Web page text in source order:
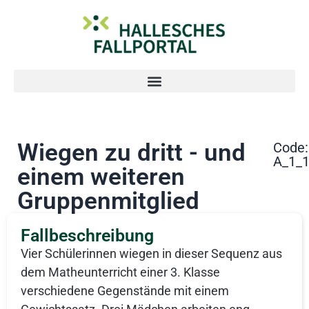
Wiegen zu dritt - und
einem weiteren
Gruppenmitglied
Code:
Fallbeschreibung
Vier Schülerinnen wiegen in dieser Sequenz aus
dem Matheunterricht einer 3. Klasse
verschiedene Gegenstände mit einem